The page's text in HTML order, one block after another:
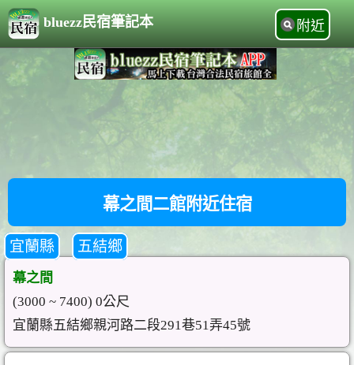
bluezz民宿筆記本 附近
幕之間二館附近住宿
宜蘭縣 五結鄉
幕之間
(3000 ~ 7400) 0公尺
宜蘭縣五結鄉親河路二段291巷51弄45號